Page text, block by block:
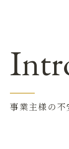
事業主様の